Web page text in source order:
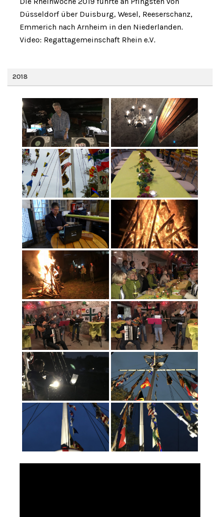
Düsseldorf über Duisburg, Wesel, Reeserschanz,
Emmerich nach Arnheim in den Niederlanden.
Video: Regattagemeinschaft Rhein e.V.
2018